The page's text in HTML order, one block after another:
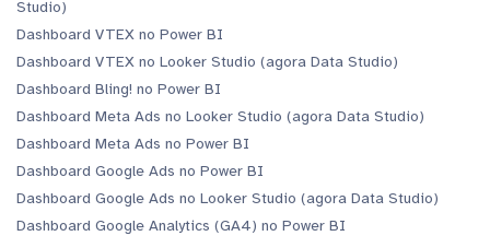
Studio)
Dashboard VTEX no Power BI
Dashboard VTEX no Looker Studio (agora Data Studio)
Dashboard Bling! no Power BI
Dashboard Meta Ads no Looker Studio (agora Data Studio)
Dashboard Meta Ads no Power BI
Dashboard Google Ads no Power BI
Dashboard Google Ads no Looker Studio (agora Data Studio)
Dashboard Google Analytics (GA4) no Power BI